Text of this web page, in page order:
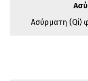
Ασύρματη (Qi)